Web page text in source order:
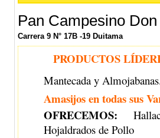
Pan Campesino
Carrera 9 N° 17B -19 Duitama
PRODUCTOS
Mantecada y
Amasijos en todas sus
OFRECEMOS: H
Hojaldrados de Pollo